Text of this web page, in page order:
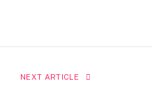
NEXT ARTICLE